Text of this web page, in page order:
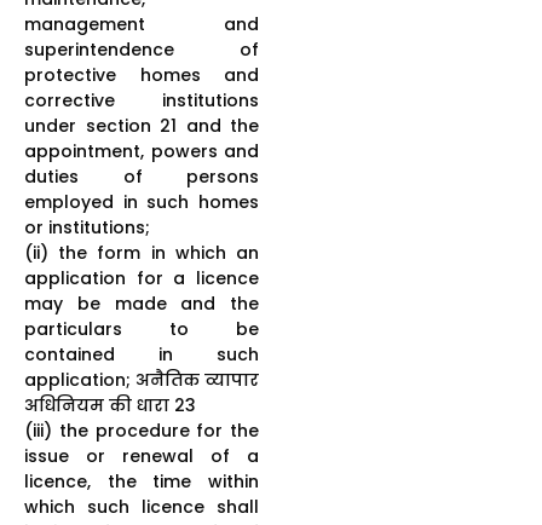
management and
superintendence of
protective homes and
corrective institutions
under section 21 and the
appointment, powers and
duties of persons
employed in such homes
or institutions;
(ii) the form in which an
application for a licence
may be made and the
particulars to be
contained in such
application; अनैतिक व्यापार
अधिनियम की धारा 23
(iii) the procedure for the
issue or renewal of a
licence, the time within
which such licence shall